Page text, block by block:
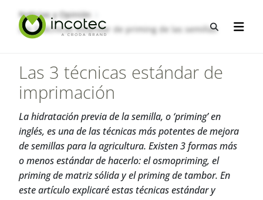
contenido
menú
Abrir
Abrir
Noticias y Opinión
Las 3 técnicas estándar de priming de las semillas
Las 3 técnicas estándar de
imprimación
La hidratación previa de la semilla, o ‘priming’ en
inglés, es una de las técnicas más potentes de mejora
de semillas para la agricultura. Existen 3 formas más
o menos estándar de hacerlo: el osmopriming, el
priming de matriz sólida y el priming de tambor. En
este artículo explicaré estas técnicas estándar y